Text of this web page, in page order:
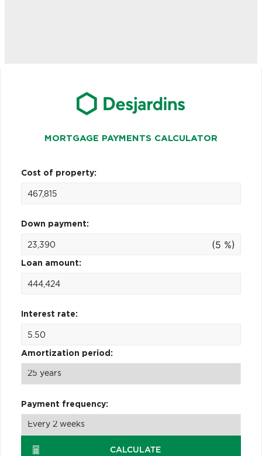
MORTGAGE PAYMENTS CALCULATOR
Cost of property:
Down payment:
(5 %)
Loan amount:
Interest rate:
Amortization period:
Payment frequency:
CALCULATE